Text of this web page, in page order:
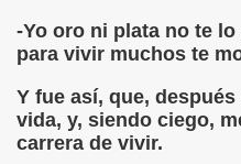
-Yo oro ni plata no te
para vivir muchos te
Y fue así, que,
vida, y, siendo ciego,
carrera de vivir.
no latino (Pedro Zurita)
Ex Secretari Unió